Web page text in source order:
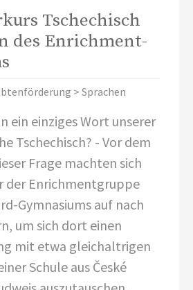
Tschechisch
des Enrichment-
> Sprachen
ein einziges Wort unserer
Tschechisch? - Vor dem
Frage machten sich
der Enrichmentgruppe
Gymnasiums auf nach
um sich dort einen
mit etwa gleichaltrigen
Schule aus České